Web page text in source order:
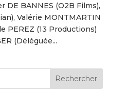
DE BANNES (O2B Films),
Valérie MONTMARTIN
PEREZ (13 Productions)
(Déléguée...